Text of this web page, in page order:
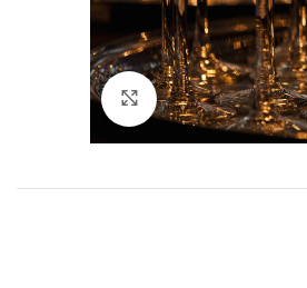
Suurenda